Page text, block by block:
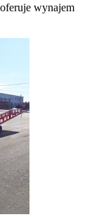
wynajem